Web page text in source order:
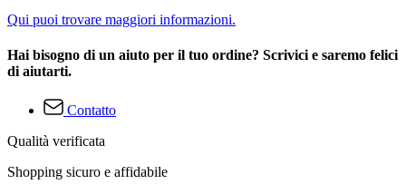
Qui puoi trovare maggiori informazioni.
Hai bisogno di un aiuto per il tuo ordine? Scrivici e saremo felici
di aiutarti.
Contatto
Qualità verificata
Shopping sicuro e affidabile